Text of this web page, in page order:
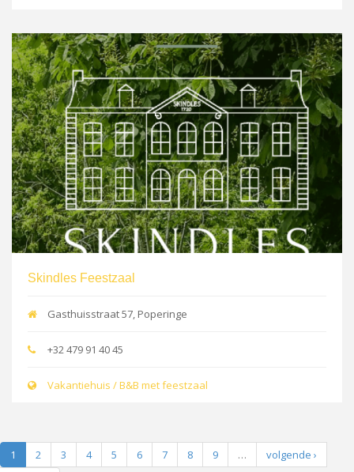
Skindles Feestzaal
Gasthuisstraat 57, Poperinge
+32 479 91 40 45
Vakantiehuis / B&B met feestzaal
1 2 3 4 5 6 7 8 9 …
volgende ›